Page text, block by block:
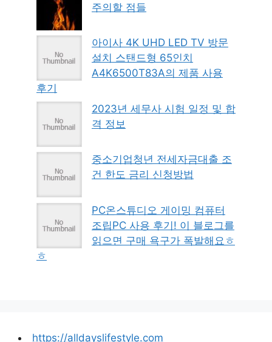
주의할 점들
아이사 4K UHD LED TV 방문
설치 스탠드형 65인치
A4K6500T83A의 제품 사용
후기
2023년 세무사 시험 일정 및 합
격 정보
중소기업청년 전세자금대출 조
건 한도 금리 신청방법
PC온스튜디오 게이밍 컴퓨터
조립PC 사용 후기! 이 블로그를
읽으면 구매 욕구가 폭발해요ㅎ
ㅎ
https://alldayslifestyle.com